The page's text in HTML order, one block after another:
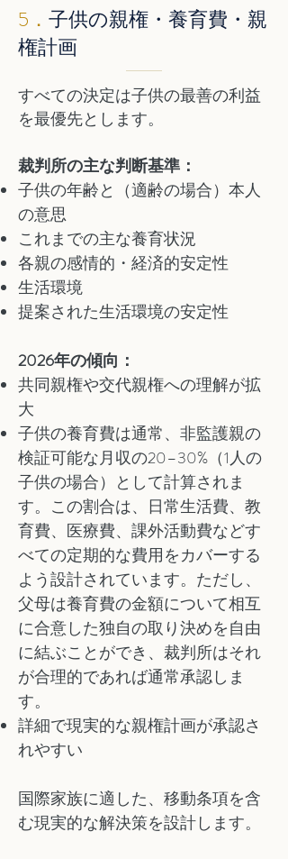
5． 子供の親権・養育費・親
権計画
すべての決定は子供の最善の利益
を最優先とします。
裁判所の主な判断基準：
子供の年齢と（適齢の場合）本人
の意思
これまでの主な養育状況
各親の感情的・経済的安定性
生活環境
提案された生活環境の安定性
2026年の傾向：
共同親権や交代親権への理解が拡
大
子供の養育費は通常、非監護親の
検証可能な月収の20–30%（1人の
子供の場合）として計算されま
す。この割合は、日常生活費、教
育費、医療費、課外活動費などす
べての定期的な費用をカバーする
よう設計されています。ただし、
父母は養育費の金額について相互
に合意した独自の取り決めを自由
に結ぶことができ、裁判所はそれ
が合理的であれば通常承認しま
す。
詳細で現実的な親権計画が承認さ
れやすい
国際家族に適した、移動条項を含
む現実的な解決策を設計します。